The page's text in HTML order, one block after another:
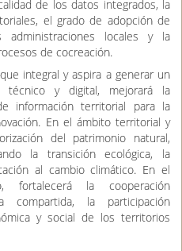
técnico geoespacial, inteligencia
de datos (Big Data), junto con
y procesos participativos
empresas y ciudadanía.
la transferencia de resultados al
gobernanza territorial multinivel.
mediante indicadores
de los datos integrados, la
el grado de adopción de
locales y la
de cocreación.
integral y aspira a generar un
y digital, mejorará la
información territorial para la